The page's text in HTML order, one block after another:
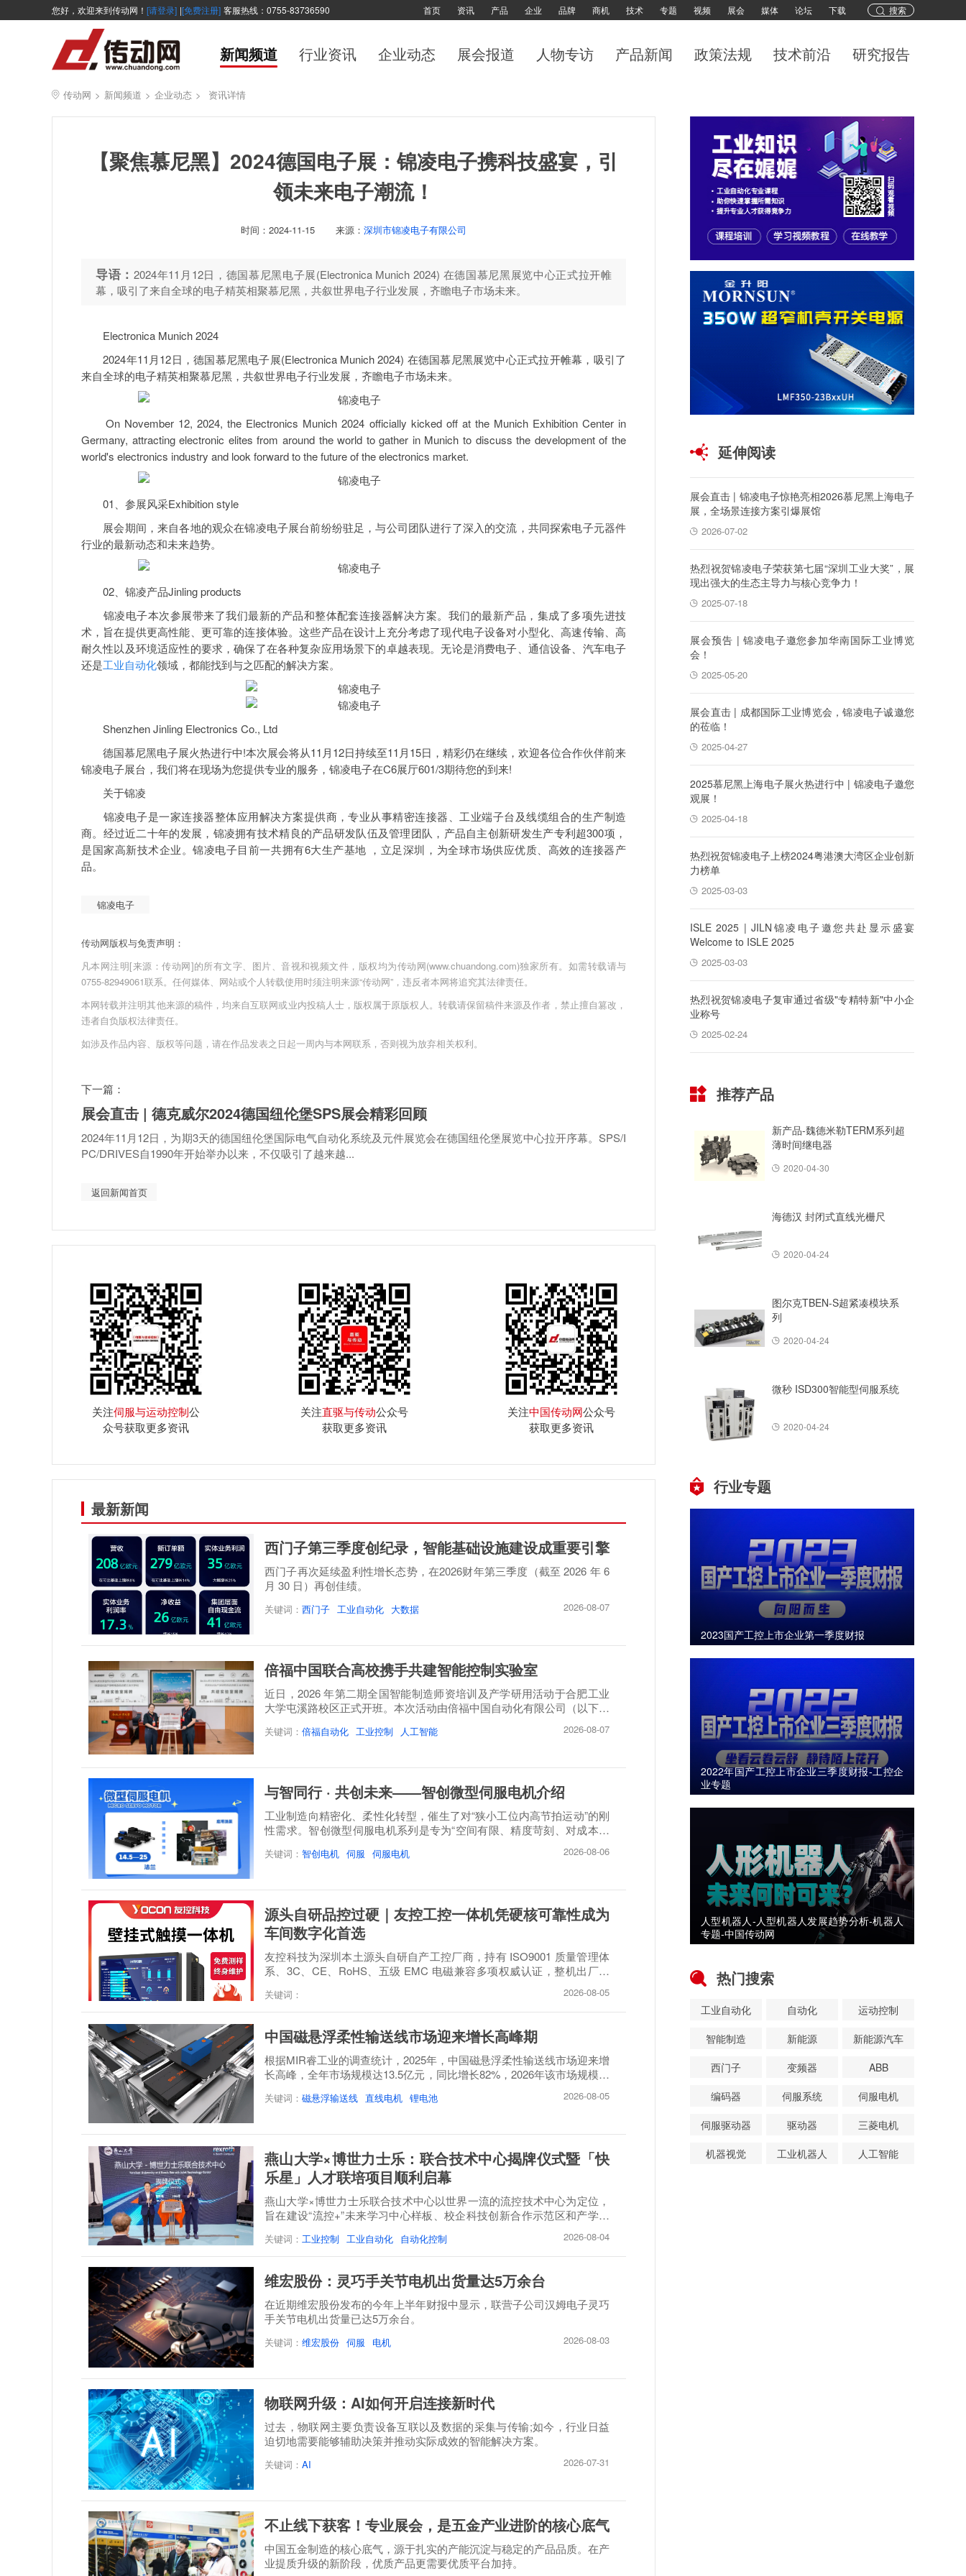
您好，欢迎来到传动网！ [请登录] |[免费注册] 客服热线：0755-83736590 搜索
首页 资讯 产品 企业 品牌 商机 技术 专题 视频 展会 媒体 论坛 下载
新闻频道 行业资讯 企业动态 展会报道 人物专访 产品新闻 政策法规 技术前沿 研究报告
传动网 > 新闻频道 > 企业动态 > 资讯详情
【聚焦慕尼黑】2024德国电子展：锦凌电子携科技盛宴，引
领未来电子潮流！
时间： 2024-11-15 来源： 深圳市锦凌电子有限公司
导语： 2024年11月12日，德国慕尼黑电子展(Electronica Munich 2024) 在德国慕尼黑展览中心正式拉开帷
幕，吸引了来自全球的电子精英相聚慕尼黑，共叙世界电子行业发展，齐瞻电子市场未来。
Electronica Munich 2024
2024年11月12日，德国慕尼黑电子展(Electronica Munich 2024) 在德国慕尼黑展览中心正式拉开帷幕，吸引了
来自全球的电子精英相聚慕尼黑，共叙世界电子行业发展，齐瞻电子市场未来。
On November 12, 2024, the Electronics Munich 2024 officially kicked off at the Munich Exhibition Center in
Germany, attracting electronic elites from around the world to gather in Munich to discuss the development of the
world's electronics industry and look forward to the future of the electronics market.
01、参展风采Exhibition style
展会期间，来自各地的观众在锦凌电子展台前纷纷驻足，与公司团队进行了深入的交流，共同探索电子元器件
行业的最新动态和未来趋势。
02、锦凌产品Jinling products
锦凌电子本次参展带来了我们最新的产品和整体配套连接器解决方案。我们的最新产品，集成了多项先进技
术，旨在提供更高性能、更可靠的连接体验。这些产品在设计上充分考虑了现代电子设备对小型化、高速传输、高
耐久性以及环境适应性的要求，确保了在各种复杂应用场景下的卓越表现。无论是消费电子、通信设备、汽车电子
还是工业自动化领域，都能找到与之匹配的解决方案。
Shenzhen Jinling Electronics Co., Ltd
德国慕尼黑电子展火热进行中!本次展会将从11月12日持续至11月15日，精彩仍在继续，欢迎各位合作伙伴前来
锦凌电子展台，我们将在现场为您提供专业的服务，锦凌电子在C6展厅601/3期待您的到来!
关于锦凌
锦凌电子是一家连接器整体应用解决方案提供商，专业从事精密连接器、工业端子台及线缆组合的生产制造
商。经过近二十年的发展，锦凌拥有技术精良的产品研发队伍及管理团队，产品自主创新研发生产专利超300项，
是国家高新技术企业。锦凌电子目前一共拥有6大生产基地 ，立足深圳，为全球市场供应优质、高效的连接器产
品。
锦凌电子
传动网版权与免责声明：
凡本网注明[来源：传动网]的所有文字、图片、音视和视频文件，版权均为传动网(www.chuandong.com)独家所有。如需转载请与
0755-82949061联系。任何媒体、网站或个人转载使用时须注明来源“传动网”，违反者本网将追究其法律责任。
本网转载并注明其他来源的稿件，均来自互联网或业内投稿人士，版权属于原版权人。转载请保留稿件来源及作者，禁止擅自篡改，
违者自负版权法律责任。
如涉及作品内容、版权等问题，请在作品发表之日起一周内与本网联系，否则视为放弃相关权利。
下一篇：
展会直击 | 德克威尔2024德国纽伦堡SPS展会精彩回顾
2024年11月12日，为期3天的德国纽伦堡国际电气自动化系统及元件展览会在德国纽伦堡展览中心拉开序幕。SPS/I
PC/DRIVES自1990年开始举办以来，不仅吸引了越来越...
返回新闻首页
关注伺服与运动控制公
众号获取更多资讯
关注直驱与传动公众号
获取更多资讯
关注中国传动网公众号
获取更多资讯
最新新闻
西门子第三季度创纪录，智能基础设施建设成重要引擎
西门子再次延续盈利性增长态势，在2026财年第三季度（截至 2026 年 6
月 30 日）再创佳绩。
关键词： 西门子 工业自动化 大数据 2026-08-07
倍福中国联合高校携手共建智能控制实验室
近日，2026 年第二期全国智能制造师资培训及产学研用活动于合肥工业
大学屯溪路校区正式开班。本次活动由倍福中国自动化有限公司（以下简
关键词： 倍福自动化 工业控制 人工智能 2026-08-07
与智同行 · 共创未来——智创微型伺服电机介绍
工业制造向精密化、柔性化转型，催生了对“狭小工位内高节拍运动”的刚
性需求。智创微型伺服电机系列是专为“空间有限、精度苛刻、对成本敏
关键词： 智创电机 伺服 伺服电机 2026-08-06
源头自研品控过硬｜友控工控一体机凭硬核可靠性成为
车间数字化首选
友控科技为深圳本土源头自研自产工控厂商，持有 ISO9001 质量管理体
系、3C、CE、RoHS、五级 EMC 电磁兼容多项权威认证，整机出厂必
关键词： 2026-08-05
中国磁悬浮柔性输送线市场迎来增长高峰期
根据MIR睿工业的调查统计，2025年，中国磁悬浮柔性输送线市场迎来增
长高峰，全年市场规模达13.5亿元，同比增长82%，2026年该市场规模将
关键词： 磁悬浮输送线 直线电机 锂电池 2026-08-05
燕山大学×博世力士乐：联合技术中心揭牌仪式暨「快
乐星」人才联培项目顺利启幕
燕山大学×博世力士乐联合技术中心以世界一流的流控技术中心为定位，
旨在建设“流控+”未来学习中心样板、校企科技创新合作示范区和产学研
关键词： 工业控制 工业自动化 自动化控制 2026-08-04
维宏股份：灵巧手关节电机出货量达5万余台
在近期维宏股份发布的今年上半年财报中显示，联营子公司汉姆电子灵巧
手关节电机出货量已达5万余台。
关键词： 维宏股份 伺服 电机 2026-08-03
物联网升级：AI如何开启连接新时代
过去，物联网主要负责设备互联以及数据的采集与传输;如今，行业日益
迫切地需要能够辅助决策并推动实际成效的智能解决方案。
关键词： AI 2026-07-31
不止线下获客！专业展会，是五金产业进阶的核心底气
中国五金制造的核心底气，源于扎实的产能沉淀与稳定的产品品质。在产
业提质升级的新阶段，优质产品更需要优质平台加持。
延伸阅读
展会直击 | 锦凌电子惊艳亮相2026慕尼黑上海电子
展，全场景连接方案引爆展馆
2026-07-02
热烈祝贺锦凌电子荣获第七届“深圳工业大奖”，展
现出强大的生态主导力与核心竞争力！
2025-07-18
展会预告 | 锦凌电子邀您参加华南国际工业博览
会！
2025-05-20
展会直击 | 成都国际工业博览会，锦凌电子诚邀您
的莅临！
2025-04-27
2025慕尼黑上海电子展火热进行中 | 锦凌电子邀您
观展！
2025-04-18
热烈祝贺锦凌电子上榜2024粤港澳大湾区企业创新
力榜单
2025-03-03
ISLE 2025 | JILN锦凌电子邀您共赴显示盛宴
Welcome to ISLE 2025
2025-03-03
热烈祝贺锦凌电子复审通过省级"专精特新"中小企
业称号
2025-02-24
推荐产品
新产品-魏德米勒TERM系列超
薄时间继电器
2020-04-30
海德汉 封闭式直线光栅尺
2020-04-24
图尔克TBEN-S超紧凑模块系
列
2020-04-24
微秒 ISD300智能型伺服系统
2020-04-24
行业专题
2023国产工控上市企业第一季度财报
2022年国产工控上市企业三季度财报-工控企
业专题
人型机器人-人型机器人发展趋势分析-机器人
专题-中国传动网
热门搜索
工业自动化 自动化
运动控制
智能制造
新能源
新能源汽车
西门子
变频器
ABB
编码器
伺服系统
伺服电机
伺服驱动器
驱动器
三菱电机
机器视觉
工业机器人 人工智能